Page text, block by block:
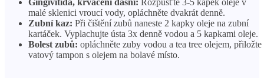
Gingivitida, krvácení dásní: Rozpusťte 3-5 kapek oleje v
malé sklenici vroucí vody, opláchněte dvakrát denně.
Zubní kaz: Při čištění zubů naneste 2 kapky oleje na zubní
kartáček. Vyplachujte ústa 3x denně vodou a 5 kapkami oleje.
Bolest zubů: opláchněte zuby vodou a tea tree olejem, přiložte
vatový tampon s olejem na bolavé místo.